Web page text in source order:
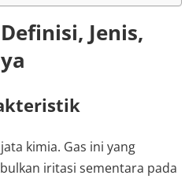
Jenis,
kimia. Gas ini yang
iritasi sementara pada